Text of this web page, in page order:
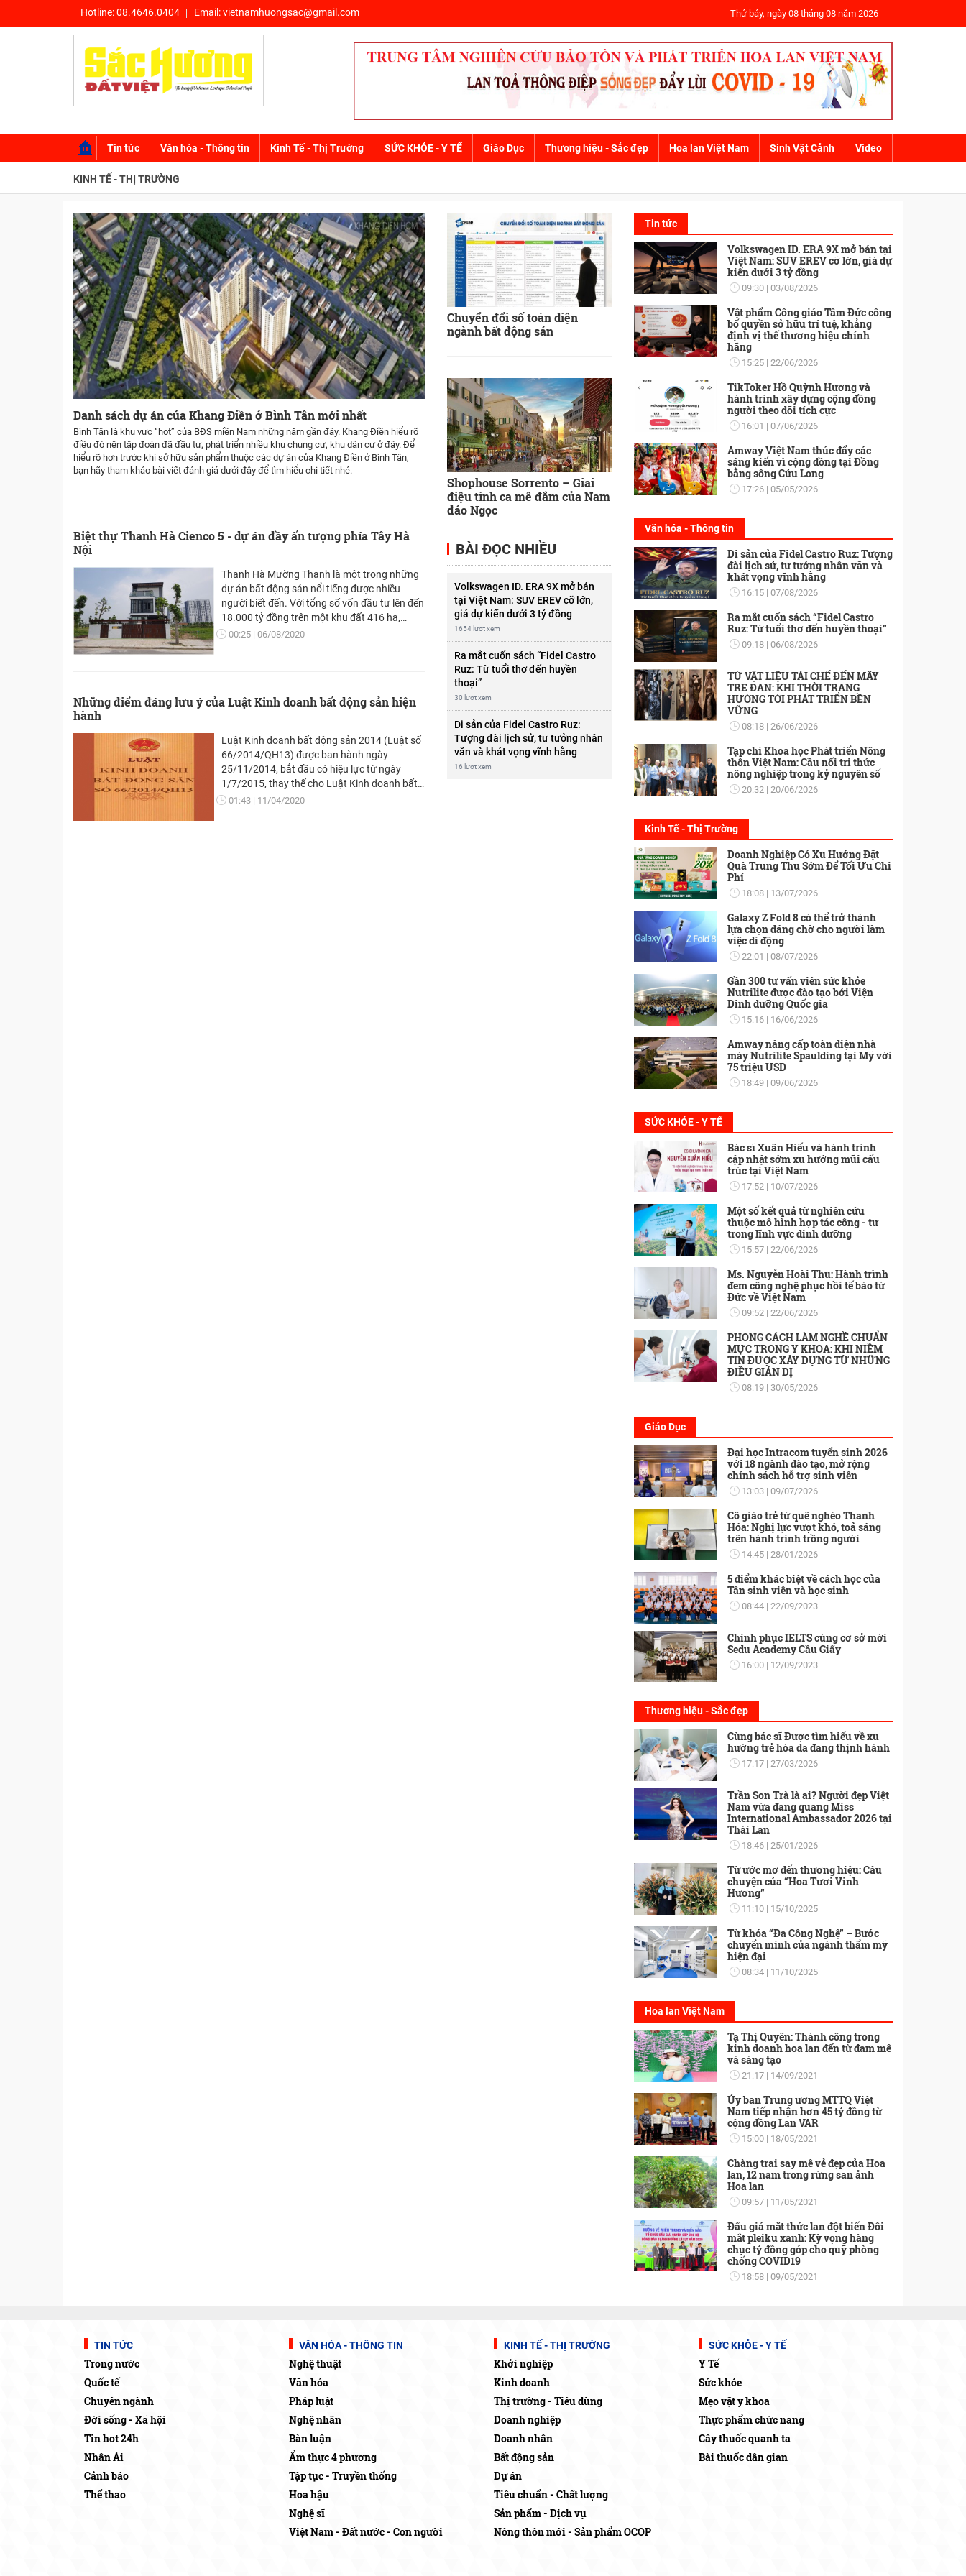
Hotline:08.4646.0404 Email:vietnamhuongsac@gmail.com Thứ bảy, ngày 08 tháng 08 năm 2026
Tin tức Văn hóa - Thông tin Kinh Tế - Thị Trường SỨC KHỎE - Y TẾ Giáo Dục Thương hiệu - Sắc đẹp Hoa lan Việt Nam Sinh Vật Cảnh Video
KINH TẾ - THỊ TRƯỜNG
KHỞI NGHIỆP KINH DOANH THỊ TRƯỜNG - TIÊU DÙNG DOANH NGHIỆP DOANH NHÂN TIÊU CHUẨN - CHẤT LƯỢNG
NÔNG THÔN MỚI - SẢN PHẨM OCOP
Danh sách dự án của Khang Điền ở Bình Tân mới nhất
Bình Tân là khu vực “hot” của BĐS miền Nam những năm gần đây. Khang Điền hiểu rõ
điều đó nên tập đoàn đã đầu tư, phát triển nhiều khu chung cư, khu dân cư ở đây. Để
hiểu rõ hơn trước khi sở hữu sản phẩm thuộc các dự án của Khang Điền ở Bình Tân,
bạn hãy tham khảo bài viết đánh giá dưới đây để tìm hiểu chi tiết nhé.
Chuyển đổi số toàn diện
ngành bất động sản
Shophouse Sorrento – Giai
điệu tình ca mê đắm của Nam
đảo Ngọc
Biệt thự Thanh Hà Cienco 5 - dự án đầy ấn tượng phía Tây Hà
Nội
Thanh Hà Mường Thanh là một trong những
dự án bất động sản nổi tiếng được nhiều
người biết đến. Với tổng số vốn đầu tư lên đến
18.000 tỷ đồng trên một khu đất 416 ha,
trong đó biệt thự Thanh Hà Mường Thanh là
00:25 06/08/2020
Những điểm đáng lưu ý của Luật Kinh doanh bất động sản hiện
hành
Luật Kinh doanh bất động sản 2014 (Luật số
66/2014/QH13) được ban hành ngày
25/11/2014, bắt đầu có hiệu lực từ ngày
1/7/2015, thay thế cho Luật Kinh doanh bất
động sản năm 2006 (Luật số
01:43 11/04/2020
BÀI ĐỌC NHIỀU
Volkswagen ID. ERA 9X mở bán
tại Việt Nam: SUV EREV cỡ lớn,
giá dự kiến dưới 3 tỷ đồng
1654 lượt xem
Ra mắt cuốn sách “Fidel Castro
Ruz: Từ tuổi thơ đến huyền
thoại”
30 lượt xem
Di sản của Fidel Castro Ruz:
Tượng đài lịch sử, tư tưởng nhân
văn và khát vọng vĩnh hằng
16 lượt xem
Tin tức
Volkswagen ID. ERA 9X mở bán tại
Việt Nam: SUV EREV cỡ lớn, giá dự
kiến dưới 3 tỷ đồng
09:30 03/08/2026
Vật phẩm Công giáo Tâm Đức công
bố quyền sở hữu trí tuệ, khẳng
định vị thế thương hiệu chính
hãng
15:25 22/06/2026
TikToker Hồ Quỳnh Hương và
hành trình xây dựng cộng đồng
người theo dõi tích cực
16:01 07/06/2026
Amway Việt Nam thúc đẩy các
sáng kiến vì cộng đồng tại Đồng
bằng sông Cửu Long
17:26 05/05/2026
Văn hóa - Thông tin
Di sản của Fidel Castro Ruz: Tượng
đài lịch sử, tư tưởng nhân văn và
khát vọng vĩnh hằng
16:15 07/08/2026
Ra mắt cuốn sách “Fidel Castro
Ruz: Từ tuổi thơ đến huyền thoại”
09:18 06/08/2026
TỪ VẬT LIỆU TÁI CHẾ ĐẾN MÂY
TRE ĐAN: KHI THỜI TRANG
HƯỚNG TỚI PHÁT TRIỂN BỀN
VỮNG
08:18 26/06/2026
Tạp chí Khoa học Phát triển Nông
thôn Việt Nam: Cầu nối tri thức
nông nghiệp trong kỷ nguyên số
20:32 20/06/2026
Kinh Tế - Thị Trường
Doanh Nghiệp Có Xu Hướng Đặt
Quà Trung Thu Sớm Để Tối Ưu Chi
Phí
18:08 13/07/2026
Galaxy Z Fold 8 có thể trở thành
lựa chọn đáng chờ cho người làm
việc di động
22:01 08/07/2026
Gần 300 tư vấn viên sức khỏe
Nutrilite được đào tạo bởi Viện
Dinh dưỡng Quốc gia
15:16 16/06/2026
Amway nâng cấp toàn diện nhà
máy Nutrilite Spaulding tại Mỹ với
75 triệu USD
18:49 09/06/2026
SỨC KHỎE - Y TẾ
Bác sĩ Xuân Hiếu và hành trình
cập nhật sớm xu hướng mũi cấu
trúc tại Việt Nam
17:52 10/07/2026
Một số kết quả từ nghiên cứu
thuộc mô hình hợp tác công - tư
trong lĩnh vực dinh dưỡng
15:57 22/06/2026
Ms. Nguyễn Hoài Thu: Hành trình
đem công nghệ phục hồi tế bào từ
Đức về Việt Nam
09:52 22/06/2026
PHONG CÁCH LÀM NGHỀ CHUẨN
MỰC TRONG Y KHOA: KHI NIỀM
TIN ĐƯỢC XÂY DỰNG TỪ NHỮNG
ĐIỀU GIẢN DỊ
08:19 30/05/2026
Giáo Dục
Đại học Intracom tuyển sinh 2026
với 18 ngành đào tạo, mở rộng
chính sách hỗ trợ sinh viên
13:03 09/07/2026
Cô giáo trẻ từ quê nghèo Thanh
Hóa: Nghị lực vượt khó, toả sáng
trên hành trình trồng người
14:45 28/01/2026
5 điểm khác biệt về cách học của
Tân sinh viên và học sinh
08:44 22/09/2023
Chinh phục IELTS cùng cơ sở mới
Sedu Academy Cầu Giấy
16:00 12/09/2023
Thương hiệu - Sắc đẹp
Cùng bác sĩ Được tìm hiểu về xu
hướng trẻ hóa da đang thịnh hành
17:17 27/03/2026
Trần Son Trà là ai? Người đẹp Việt
Nam vừa đăng quang Miss
International Ambassador 2026 tại
Thái Lan
18:46 25/01/2026
Từ ước mơ đến thương hiệu: Câu
chuyện của “Hoa Tươi Vinh
Hương”
11:10 15/10/2025
Từ khóa “Đa Công Nghệ” – Bước
chuyển mình của ngành thẩm mỹ
hiện đại
08:34 11/10/2025
Hoa lan Việt Nam
Tạ Thị Quyên: Thành công trong
kinh doanh hoa lan đến từ đam mê
và sáng tạo
21:17 14/09/2021
Ủy ban Trung ương MTTQ Việt
Nam tiếp nhận hơn 45 tỷ đồng từ
cộng đồng Lan VAR
15:00 18/05/2021
Chàng trai say mê vẻ đẹp của Hoa
lan, 12 năm trong rừng săn ảnh
Hoa lan
09:57 11/05/2021
Đấu giá mắt thức lan đột biến Đôi
mắt pleiku xanh: Kỳ vọng hàng
chục tỷ đồng góp cho quỹ phòng
chống COVID19
18:58 09/05/2021
TIN TỨC
Trong nước
Quốc tế
Chuyên ngành
Đời sống - Xã hội
Tin hot 24h
Nhân Ái
Cảnh báo
Thể thao
VĂN HÓA - THÔNG TIN
Nghệ thuật
Văn hóa
Pháp luật
Nghệ nhân
Bàn luận
Ẩm thực 4 phương
Tập tục - Truyền thống
Hoa hậu
Nghệ sĩ
Việt Nam - Đất nước - Con người
KINH TẾ - THỊ TRƯỜNG
Khởi nghiệp
Kinh doanh
Thị trường - Tiêu dùng
Doanh nghiệp
Doanh nhân
Bất động sản
Dự án
Tiêu chuẩn - Chất lượng
Sản phẩm - Dịch vụ
Nông thôn mới - Sản phẩm OCOP
SỨC KHỎE - Y TẾ
Y Tế
Sức khỏe
Mẹo vặt y khoa
Thực phẩm chức năng
Cây thuốc quanh ta
Bài thuốc dân gian